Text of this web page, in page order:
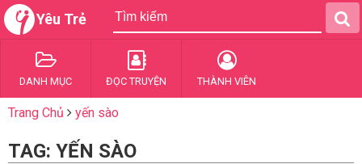
Yêu Trẻ
DANH MỤC ĐỌC TRUYỆN THÀNH VIÊN
Trang Chủ yến sào
TAG: YẾN SÀO